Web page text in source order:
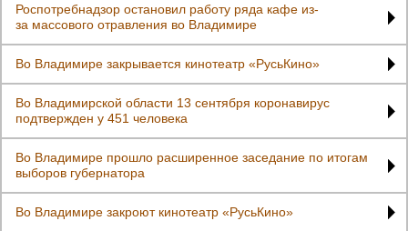
Роспотребнадзор остановил работу ряда кафе из-
за массового отравления во Владимире
Во Владимире закрывается кинотеатр «РусьКино»
Во Владимирской области 13 сентября коронавирус
подтвержден у 451 человека
Во Владимире прошло расширенное заседание по итогам
выборов губернатора
Во Владимире закроют кинотеатр «РусьКино»